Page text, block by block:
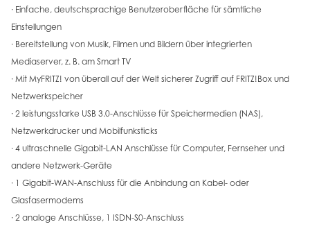
· Einfache, deutschsprachige Benutzeroberfläche für sämtliche
Einstellungen
· Bereitstellung von Musik, Filmen und Bildern über integrierten
Mediaserver, z. B. am Smart TV
· Mit MyFRITZ! von überall auf der Welt sicherer Zugriff auf FRITZ!Box und
Netzwerkspeicher
· 2 leistungsstarke USB 3.0-Anschlüsse für Speichermedien (NAS),
Netzwerkdrucker und Mobilfunksticks
· 4 ultraschnelle Gigabit-LAN Anschlüsse für Computer, Fernseher und
andere Netzwerk-Geräte
· 1 Gigabit-WAN-Anschluss für die Anbindung an Kabel- oder
Glasfasermodems
· 2 analoge Anschlüsse, 1 ISDN-S0-Anschluss